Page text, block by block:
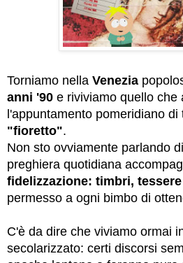
Torniamo nella Venezia
anni '90 e riviviamo quello che
l'appuntamento pomeridiano di
"fioretto".
Non sto ovviamente parlando di
preghiera quotidiana
fidelizzazione: timbri,
permesso a ogni bimbo di
C'è da dire che viviamo ormai
secolarizzato: certi discorsi